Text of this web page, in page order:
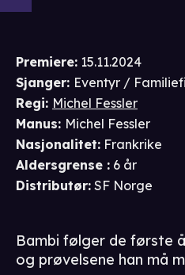
Premiere: 15.11.2024
Sjanger: Eventyr /
Regi: Michel Fessler
Manus: Michel Fessler
Nasjonalitet: Frankrike
Aldersgrense : 6 år
Distributør: SF Norge
Bambi følger de første
og prøvelsene han må